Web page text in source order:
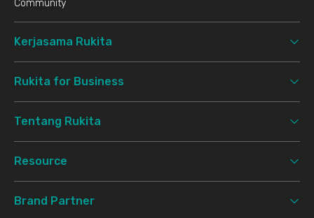
Community
Kerjasama Rukita
Rukita for Business
Tentang Rukita
Resource
Brand Partner